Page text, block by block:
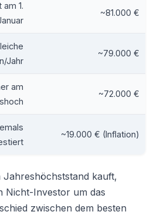
am 1.
~81.000 €
Jahr
~79.000 €
am
~72.000 €
~19.000 € (Inflation)
kauft,
Nicht-Investor um das
zwischen dem besten